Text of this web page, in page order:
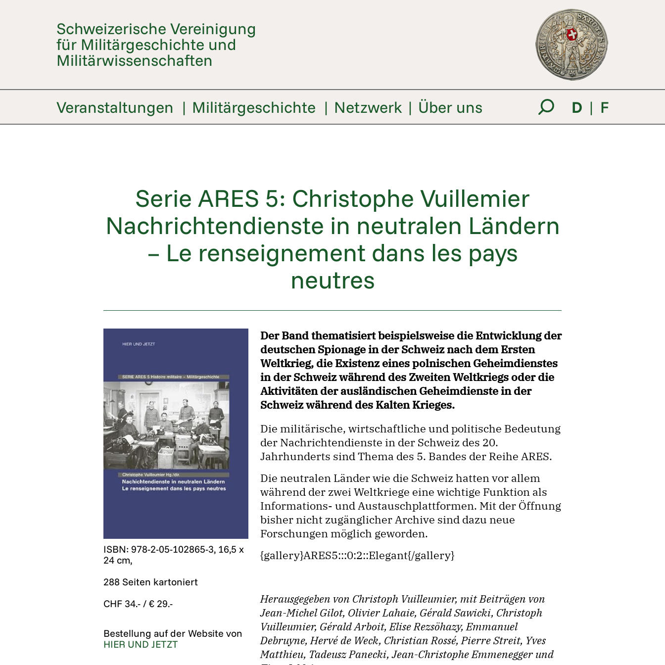
Schweizerische Vereinigung
für Militärgeschichte und
Militärwissenschaften
Veranstaltungen Militärgeschichte Netzwerk Über uns D | F
Serie ARES 5: Christophe Vuillemier
Nachrichtendienste in neutralen Ländern
– Le renseignement dans les pays
neutres
ISBN: 978-2-05-102865-3, 16,5 x
24 cm,
288 Seiten kartoniert
CHF 34.- / € 29.-
Bestellung auf der Website von
HIER UND JETZT
Der Band thematisiert beispielsweise die Entwicklung der
deutschen Spionage in der Schweiz nach dem Ersten
Weltkrieg, die Existenz eines polnischen Geheimdienstes
in der Schweiz während des Zweiten Weltkriegs oder die
Aktivitäten der ausländischen Geheimdienste in der
Schweiz während des Kalten Krieges.
Die militärische, wirtschaftliche und politische Bedeutung
der Nachrichtendienste in der Schweiz des 20.
Jahrhunderts sind Thema des 5. Bandes der Reihe ARES.
Die neutralen Länder wie die Schweiz hatten vor allem
während der zwei Weltkriege eine wichtige Funktion als
Informations- und Austauschplattformen. Mit der Öffnung
bisher nicht zugänglicher Archive sind dazu neue
Forschungen möglich geworden.
{gallery}ARES5:::0:2::Elegant{/gallery}
Herausgegeben von Christoph Vuilleumier, mit Beiträgen von
Jean-Michel Gilot, Olivier Lahaie, Gérald Sawicki, Christoph
Vuilleumier, Gérald Arboit, Elise Rezsöhazy, Emmanuel
Debruyne, Hervé de Weck, Christian Rossé, Pierre Streit, Yves
Matthieu, Tadeusz Panecki, Jean-Christophe Emmenegger und